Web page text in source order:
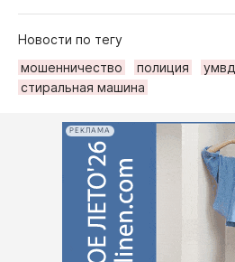
Новости по тегу
мошенничество
полиция умвд
стиральная машина
РЕКЛАМА